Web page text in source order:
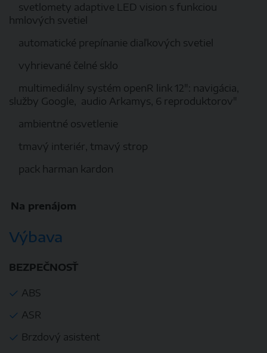
svetlomety adaptive LED vision s funkciou
hmlových svetiel
automatické prepínanie diaľkových svetiel
vyhrievané čelné sklo
multimediálny systém openR link 12": navigácia,
služby Google, audio Arkamys, 6 reproduktorov"
ambientné osvetlenie
tmavý interiér, tmavý strop
pack harman kardon
Na prenájom
Výbava
BEZPEČNOSŤ
ABS
ASR
Brzdový asistent